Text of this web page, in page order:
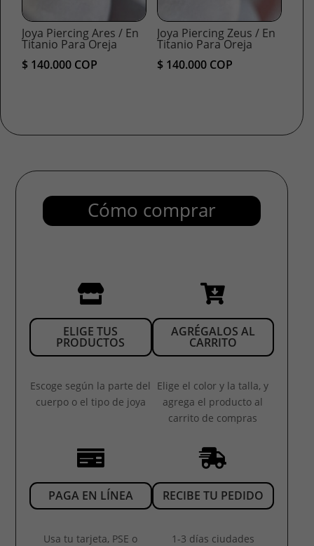
Joya Piercing Ares / En
Titanio Para Oreja
$ 140.000 COP
Joya Piercing Zeus / En
Titanio Para Oreja
$140.000COP
Cómo comprar

ELIGE TUS
PRODUCTOS
Escoge según la parte del
cuerpo o el tipo de joya

AGRÉGALOS AL
CARRITO
Elige el color y la talla, y
agrega el producto al
carrito de compras

PAGA EN LÍNEA
Usa tu tarjeta, PSE o

RECIBE TU PEDIDO
1-3 días ciudades